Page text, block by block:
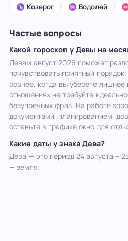
♑ Козерог ♒ Водолей
Частые вопросы
Какой гороскоп у Девы на
Девам август 2026 поможет
почувствовать приятный
ровнее, когда вы уберете лишнее
отношениях не требуйте
безупречных фраз. На работе
документами, планированием,
оставьте в графике окно для
Какие даты у знака Дева?
Дева — это период 24 августа –
— земля.